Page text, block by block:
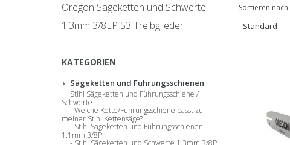
Oregon Sägeketten und Schwerte
1.3mm 3/8LP 53 Treibglieder
Sortieren nach:
KATEGORIEN
Sägeketten und Führungsschienen
Stihl Sägeketten und Führungsschiene /
Schwerte
Welche Kette/Führungsschiene passt zu
meiner Stihl Kettensäge?
Stihl Sägeketten und Führungsschienen
1.1mm 3/8P
Stihl Sägeketten und Schwerte 1.3mm 3/8P